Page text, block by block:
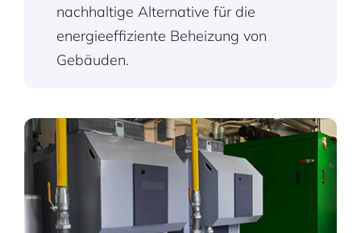
nachhaltige Alternative für die
energieeffiziente Beheizung von
Gebäuden.